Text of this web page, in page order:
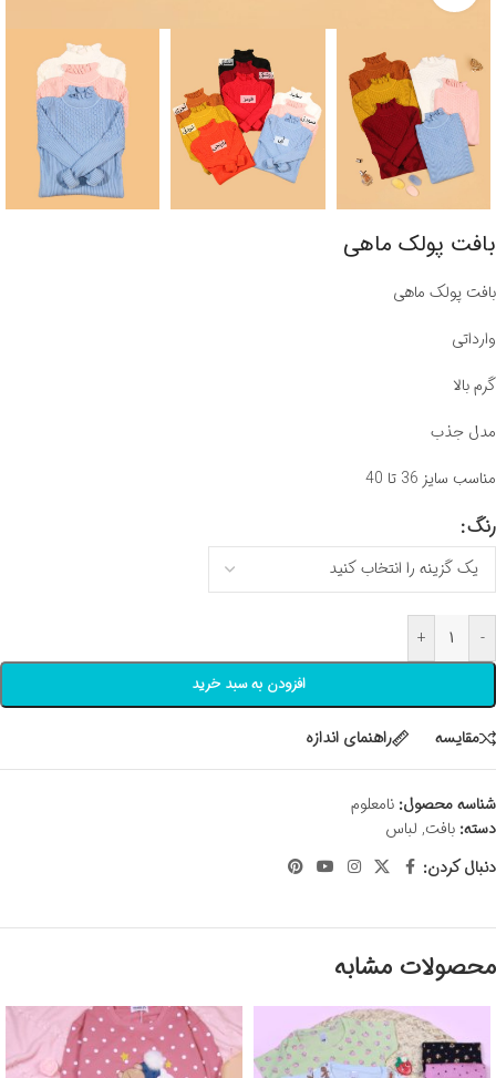
بافت پولک ماهی
بافت پولک ماهی
وارداتی
گرم بالا
مدل جذب
مناسب سایز 36 تا 40
رنگ
-
+
افزودن به سبد خرید
مقايسه راهنمای اندازه
شناسه محصول: نامعلوم
دسته: بافت, لباس
دنبال کردن:
محصولات مشابه